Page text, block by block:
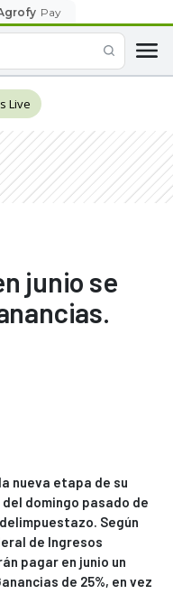
Pay
Live
junio se
nueva etapa de su
domingo pasado de
Según
de Ingresos
pagar en junio un
de 25%, en vez